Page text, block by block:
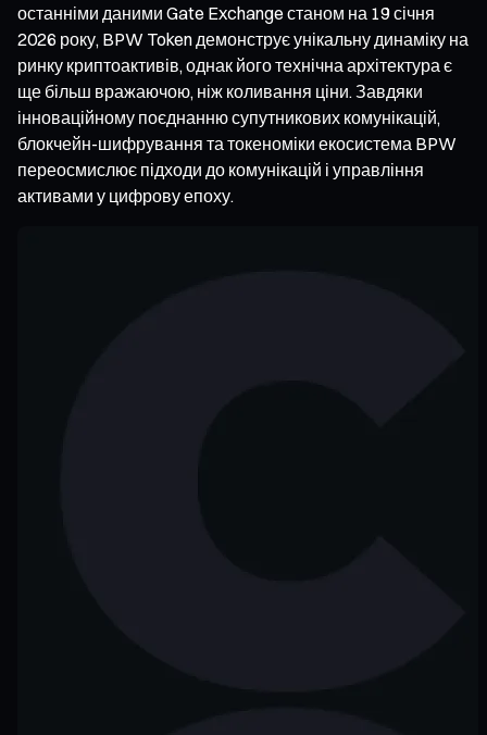
останніми даними Gate Exchange станом на 19 січня
2026 року, BPW Token демонструє унікальну динаміку на
ринку криптоактивів, однак його технічна архітектура є
ще більш вражаючою, ніж коливання ціни. Завдяки
інноваційному поєднанню супутникових комунікацій,
блокчейн-шифрування та токеноміки екосистема BPW
переосмислює підходи до комунікацій і управління
активами у цифрову епоху.